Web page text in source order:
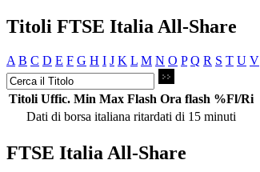
Titoli FTSE Italia All-Share
A B C D E F G H I J K L M N O P Q R S T U V
Titoli Uffic. Min Max Flash Ora flash %Fl/Ri
Dati di borsa italiana ritardati di 15 minuti
FTSE Italia All-Share